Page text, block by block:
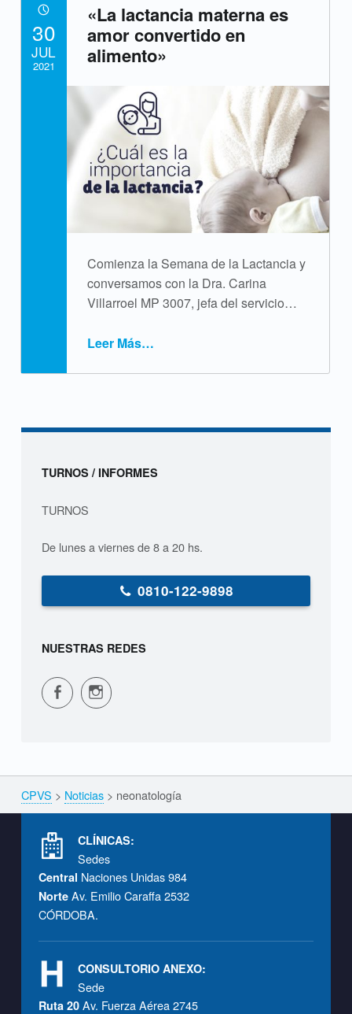
«La lactancia materna es
amor convertido en
alimento»
Comienza la Semana de la Lactancia y
conversamos con la Dra. Carina
Villarroel MP 3007, jefa del servicio…
Leer Más
“«La lactancia materna es amor convertido en alimento»”
…
30
JUL
2021
Sidebar
TURNOS / INFORMES
TURNOS
De lunes a viernes de 8 a 20 hs.
0810-122-9898
NUESTRAS REDES
CPVS en Facebook CPVS en Instagram
Breadcrumbs navigation
CPVS > Noticias> neonatología
CLÍNICAS:
Sedes
Central Naciones Unidas 984
Norte Av. Emilio Caraffa 2532
CÓRDOBA.
CONSULTORIO ANEXO:
Sede
Ruta 20Av. Fuerza Aérea 2745